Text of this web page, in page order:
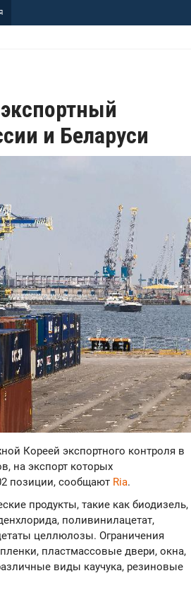
и Беларуси
Кореей экспортного контроля в
на экспорт которых
позиции, сообщают Ria.
продукты, такие как биодизель,
поливинилацетат,
целлюлозы. Ограничения
пластмассовые двери, окна,
виды каучука, резиновые